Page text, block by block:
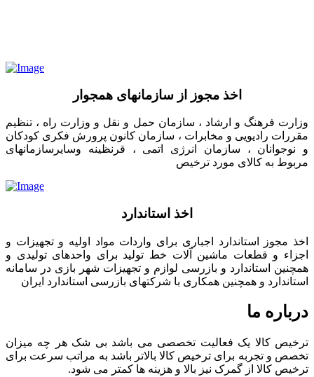
اخذ مجوز از سازمانهای همجوار
وزارت فرهنگ و ارشاد ، سازمان حمل و نقل و وزارت راه ، تنظیم
مقررات رادیویی و مخابرات ، سازمان کانون پرورش فکری کودکان
و نوجوانان ، سازمان انرژی اتمی ، قرنظینه وسایرسازمانهای
مربوط به کالای مورد ترخیص
اخذ استاندارد
اخذ مجوز استاندارد اجباری برای واردات مواد اولیه و تجهیزات و
اجزاء و قطعات ماشین آلات خط تولید برای واحدهای تولیدی و
همچنین استاندارد و بازرسی لوازم و تجهیزات شهر بازی در سامانه
استاندارد و همچنین همکاری با شرکتهای بازرسی استاندارد ایران
درباره ما
ترخیص کالا یک فعالیت تخصصی می باشد بی شک هر چه میزان
تخصص و تجربه برای ترخیص کالا بالاتر باشد به مراتب سرعت برای
ترخیص کالا از گمرک نیز بالا و هزینه ها کمتر می شود.